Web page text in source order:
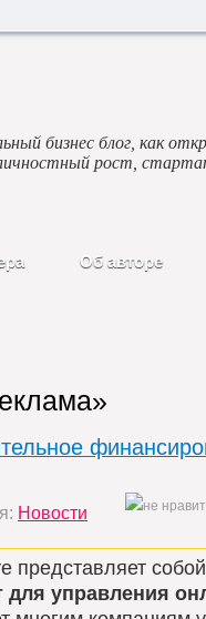
Новости
представляет
для управления
бизнес блог, как
рост,
Об авторе